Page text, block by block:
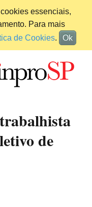
essenciais,
Para mais
de Cookies. Ok
de